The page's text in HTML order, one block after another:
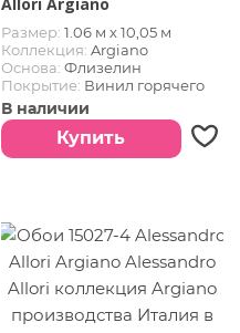
Размер: 1.06 м х 10,05 м
Коллекция: Argiano
Основа: Флизелин
Покрытие: Винил горячего
тиснения
Страна:Италия
В наличии
Купить